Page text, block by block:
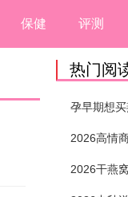
保健 评测
热门阅